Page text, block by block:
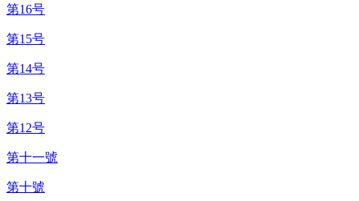
第16号
第15号
第14号
第13号
第12号
第十一號
第十號